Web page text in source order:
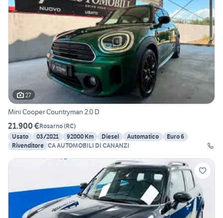
27
Mini Cooper Countryman 2.0 D
21.900 €Rosarno(RC)
Usato
03/2021 92000 Km Diesel Automatico
Euro 6
Rivenditore CA AUTOMOBILI DI CANANZI